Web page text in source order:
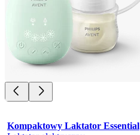
Kompaktowy Laktator Essential